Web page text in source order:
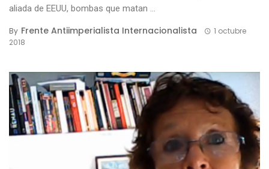
aliada de EEUU, bombas que matan ...
By Frente Antiimperialista Internacionalista
1 octubre
2018